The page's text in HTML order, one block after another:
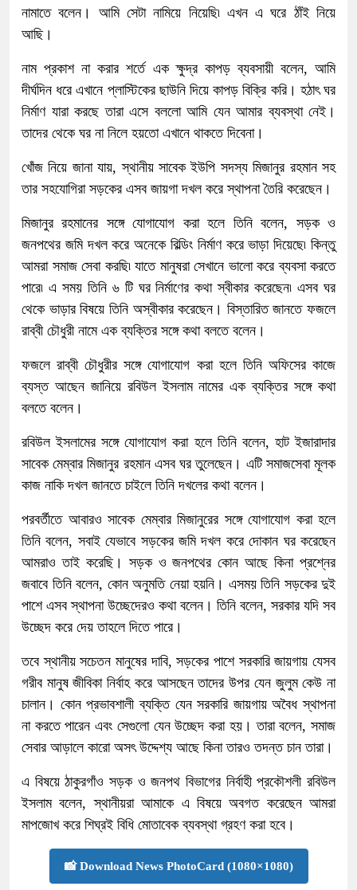
নামাতে বলেন। আমি সেটা নামিয়ে নিয়েছি৷ এখন এ ঘরে ঠাঁই নিয়ে
আছি।
নাম প্রকাশ না করার শর্তে এক ক্ষুদ্র কাপড় ব্যবসায়ী বলেন, আমি
দীর্ঘদিন ধরে এখানে প্লাস্টিকের ছাউনি দিয়ে কাপড় বিক্রি করি। হঠাৎ ঘর
নির্মাণ যারা করছে তারা এসে বললো আমি যেন আমার ব্যবস্থা নেই।
তাদের থেকে ঘর না নিলে হয়তো এখানে থাকতে দিবেনা।
খোঁজ নিয়ে জানা যায়, স্থানীয় সাবেক ইউপি সদস্য মিজানুর রহমান সহ
তার সহযোগিরা সড়কের এসব জায়গা দখল করে স্থাপনা তৈরি করেছেন।
মিজানুর রহমানের সঙ্গে যোগাযোগ করা হলে তিনি বলেন, সড়ক ও
জনপথের জমি দখল করে অনেকে বিল্ডিং নির্মাণ করে ভাড়া দিয়েছে৷ কিন্তু
আমরা সমাজ সেবা করছি৷ যাতে মানুষরা সেখানে ভালো করে ব্যবসা করতে
পারে৷ এ সময় তিনি ৬ টি ঘর নির্মাণের কথা স্বীকার করেছেন৷ এসব ঘর
থেকে ভাড়ার বিষয়ে তিনি অস্বীকার করেছেন। বিস্তারিত জানতে ফজলে
রাব্বী চৌধুরী নামে এক ব্যক্তির সঙ্গে কথা বলতে বলেন।
ফজলে রাব্বী চৌধুরীর সঙ্গে যোগাযোগ করা হলে তিনি অফিসের কাজে
ব্যস্ত আছেন জানিয়ে রবিউল ইসলাম নামের এক ব্যক্তির সঙ্গে কথা
বলতে বলেন।
রবিউল ইসলামের সঙ্গে যোগাযোগ করা হলে তিনি বলেন, হাট ইজারাদার
সাবেক মেম্বার মিজানুর রহমান এসব ঘর তুলেছেন। এটি সমাজসেবা মূলক
কাজ নাকি দখল জানতে চাইলে তিনি দখলের কথা বলেন।
পরবর্তীতে আবারও সাবেক মেম্বার মিজানুরের সঙ্গে যোগাযোগ করা হলে
তিনি বলেন, সবাই যেভাবে সড়কের জমি দখল করে দোকান ঘর করেছেন
আমরাও তাই করেছি। সড়ক ও জনপথের কোন আছে কিনা প্রশ্নের
জবাবে তিনি বলেন, কোন অনুমতি নেয়া হয়নি। এসময় তিনি সড়কের দুই
পাশে এসব স্থাপনা উচ্ছেদেরও কথা বলেন। তিনি বলেন, সরকার যদি সব
উচ্ছেদ করে দেয় তাহলে দিতে পারে।
তবে স্থানীয় সচেতন মানুষের দাবি, সড়কের পাশে সরকারি জায়গায় যেসব
গরীব মানুষ জীবিকা নির্বাহ করে আসছেন তাদের উপর যেন জুলুম কেউ না
চালান। কোন প্রভাবশালী ব্যক্তি যেন সরকারি জায়গায় অবৈধ স্থাপনা
না করতে পারেন এবং সেগুলো যেন উচ্ছেদ করা হয়। তারা বলেন, সমাজ
সেবার আড়ালে কারো অসৎ উদ্দেশ্য আছে কিনা তারও তদন্ত চান তারা।
এ বিষয়ে ঠাকুরগাঁও সড়ক ও জনপথ বিভাগের নির্বাহী প্রকৌশলী রবিউল
ইসলাম বলেন, স্থানীয়রা আমাকে এ বিষয়ে অবগত করেছেন আমরা
মাপজোখ করে শিঘ্রই বিধি মোতাবেক ব্যবস্থা গ্রহণ করা হবে।
📸 Download News PhotoCard (1080×1080)